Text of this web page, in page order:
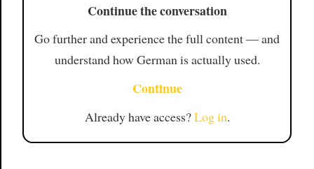
Continue the conversation
Go further and experience the full content — and
understand how German is actually used.
Continue
Already have access?Log in.